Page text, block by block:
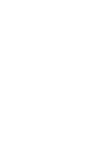
en la